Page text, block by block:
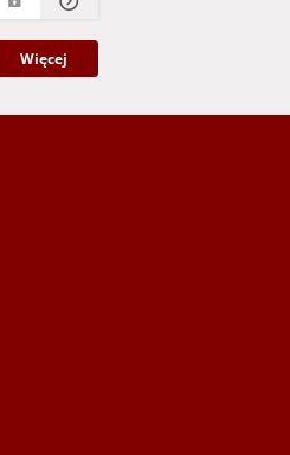
Więcej